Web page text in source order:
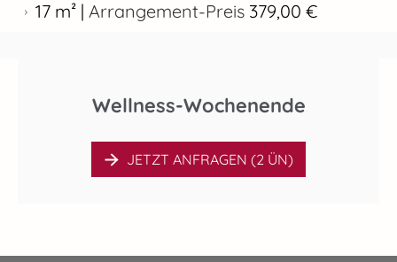
17 m² | Arrangement-Preis 379,00 €
Wellness-Wochenende
JETZT ANFRAGEN (2 ÜN)